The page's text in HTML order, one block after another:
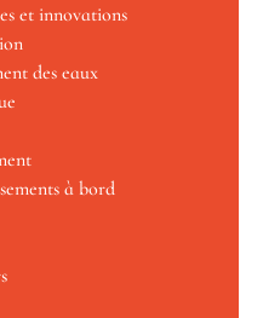
et innovations
des eaux
à bord